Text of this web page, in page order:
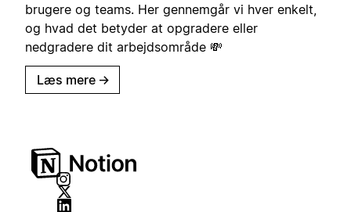
brugere og teams. Her gennemgår vi hver enkelt,
og hvad det betyder at opgradere eller
nedgradere dit arbejdsområde 💸
Læs mere →